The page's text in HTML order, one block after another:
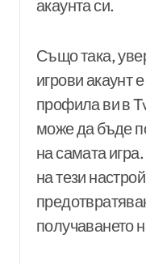
акаунта си.
Също така,
игрови акаунт
профила ви в
може да бъде
на самата
на тези
получаването